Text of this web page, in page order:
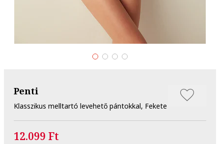
Penti
Klasszikus melltartó levehető pántokkal, Fekete
12.099 Ft